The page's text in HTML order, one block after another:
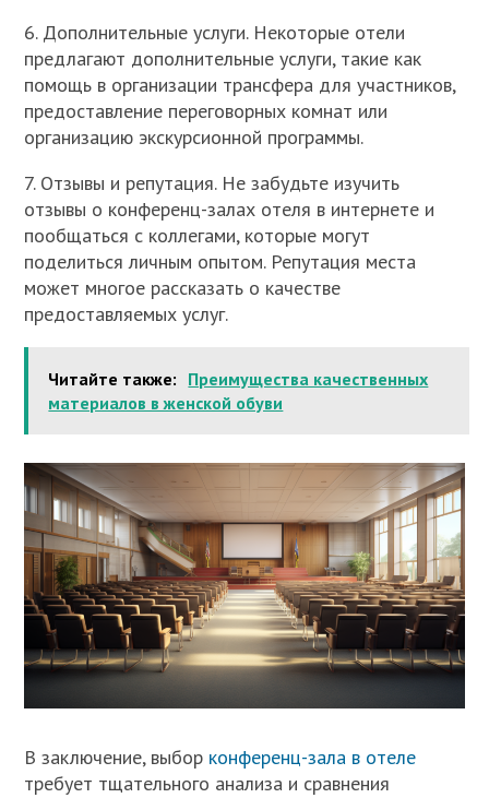
6. Дополнительные услуги. Некоторые отели
предлагают дополнительные услуги, такие как
помощь в организации трансфера для участников,
предоставление переговорных комнат или
организацию экскурсионной программы.
7. Отзывы и репутация. Не забудьте изучить
отзывы о конференц-залах отеля в интернете и
пообщаться с коллегами, которые могут
поделиться личным опытом. Репутация места
может многое рассказать о качестве
предоставляемых услуг.
Читайте также: Преимущества качественных
материалов в женской обуви
В заключение, выбор конференц-зала в отеле
требует тщательного анализа и сравнения